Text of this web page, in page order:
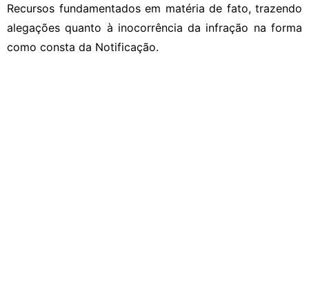
Recursos fundamentados em matéria de fato, trazendo
alegações quanto à inocorrência da infração na forma
como consta da Notificação.